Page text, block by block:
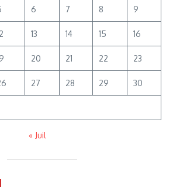
6 7 8 9
13 14 15 16
20 21 22 23
27 28 29 30
« Juil
×
la cybersécurité,
midi une sélection claire, utile et